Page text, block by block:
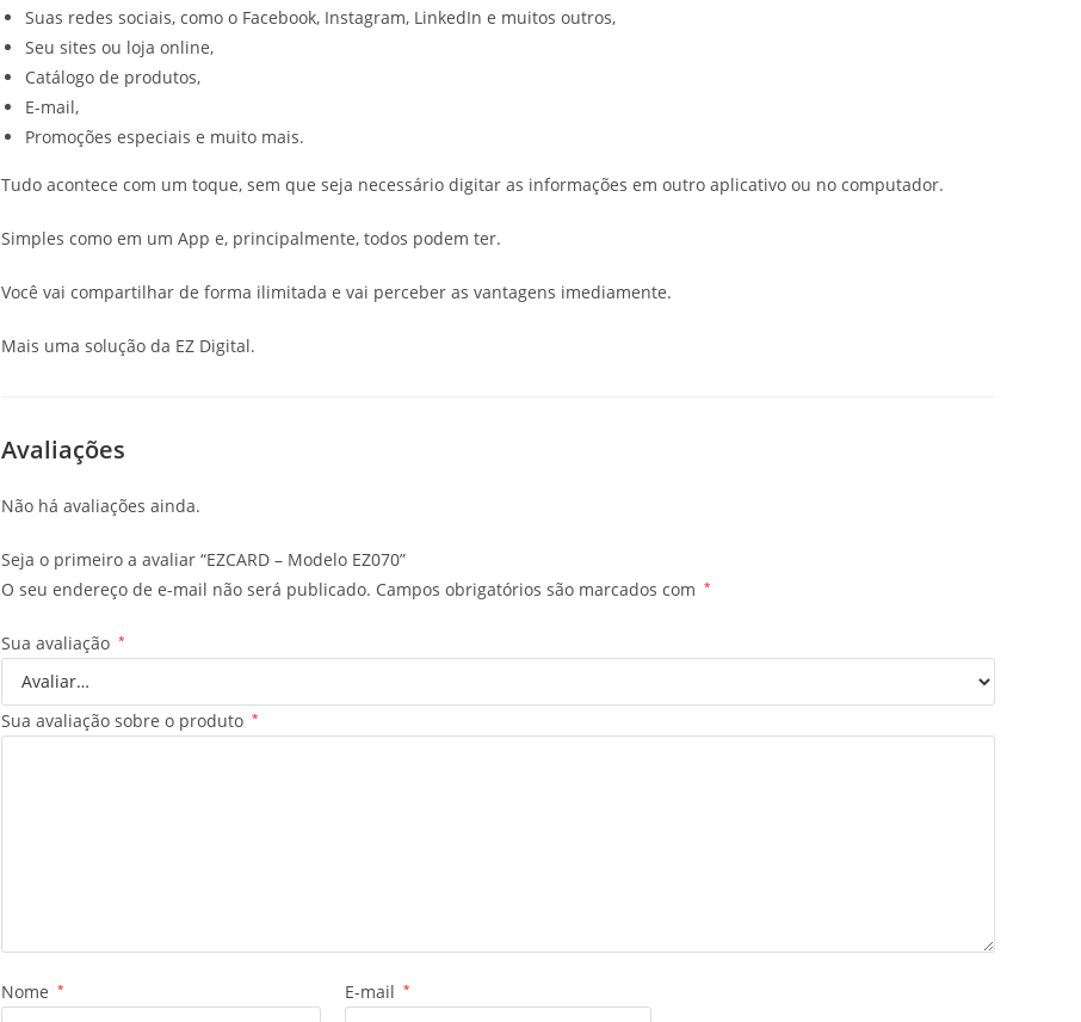
Suas redes sociais, como o Facebook, Instagram, LinkedIn e muitos outros,
Seu sites ou loja online,
Catálogo de produtos,
E-mail,
Promoções especiais e muito mais.
Tudo acontece com um toque, sem que seja necessário digitar as informações em outro aplicativo ou no computador.
Simples como em um App e, principalmente, todos podem ter.
Você vai compartilhar de forma ilimitada e vai perceber as vantagens imediamente.
Mais uma solução da EZ Digital.
Avaliações
Não há avaliações ainda.
Seja o primeiro a avaliar “EZCARD – Modelo EZ070”
O seu endereço de e-mail não será publicado. Campos obrigatórios são marcados com *
Sua avaliação *
Sua avaliação sobre o produto *
Nome * E-mail *